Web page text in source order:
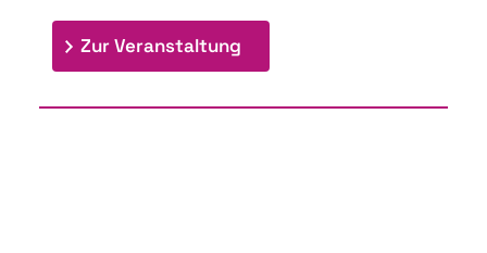
Zur Veranstaltung